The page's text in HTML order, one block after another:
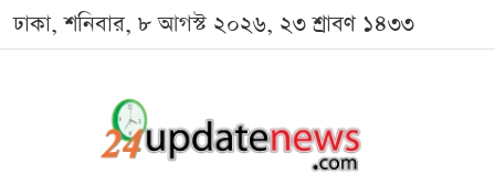
ঢাকা, শনিবার, ৮ আগস্ট ২০২৬, ২৩ শ্রাবণ ১৪৩৩